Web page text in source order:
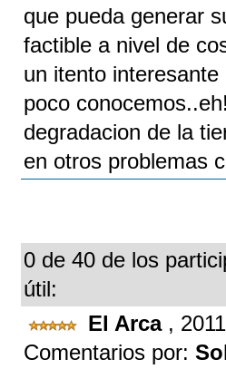
que pueda generar
factible a nivel de
un itento
poco
degradacion de la
en otros problemas
0 de 40 de los
útil:
El Arca ,
Comentarios por: